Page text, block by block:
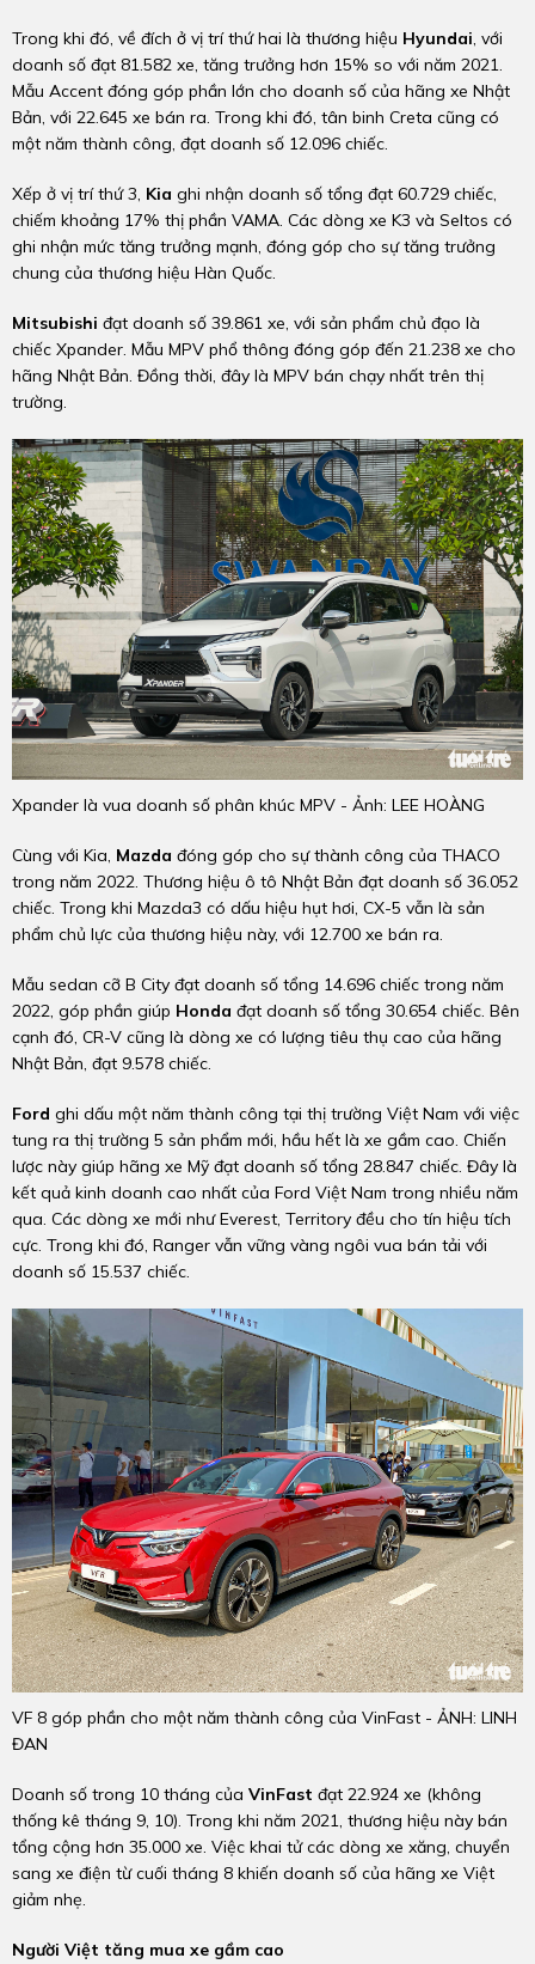
Trong khi đó, về đích ở vị trí thứ hai là thương hiệu Hyundai, với
doanh số đạt 81.582 xe, tăng trưởng hơn 15% so với năm 2021.
Mẫu Accent đóng góp phần lớn cho doanh số của hãng xe Nhật
Bản, với 22.645 xe bán ra. Trong khi đó, tân binh Creta cũng có
một năm thành công, đạt doanh số 12.096 chiếc.
Xếp ở vị trí thứ 3, Kia ghi nhận doanh số tổng đạt 60.729 chiếc,
chiếm khoảng 17% thị phần VAMA. Các dòng xe K3 và Seltos có
ghi nhận mức tăng trưởng mạnh, đóng góp cho sự tăng trưởng
chung của thương hiệu Hàn Quốc.
Mitsubishi đạt doanh số 39.861 xe, với sản phẩm chủ đạo là
chiếc Xpander. Mẫu MPV phổ thông đóng góp đến 21.238 xe cho
hãng Nhật Bản. Đồng thời, đây là MPV bán chạy nhất trên thị
trường.
Xpander là vua doanh số phân khúc MPV - Ảnh: LEE HOÀNG
Cùng với Kia, Mazda đóng góp cho sự thành công của THACO
trong năm 2022. Thương hiệu ô tô Nhật Bản đạt doanh số 36.052
chiếc. Trong khi Mazda3 có dấu hiệu hụt hơi, CX-5 vẫn là sản
phẩm chủ lực của thương hiệu này, với 12.700 xe bán ra.
Mẫu sedan cỡ B City đạt doanh số tổng 14.696 chiếc trong năm
2022, góp phần giúp Honda đạt doanh số tổng 30.654 chiếc. Bên
cạnh đó, CR-V cũng là dòng xe có lượng tiêu thụ cao của hãng
Nhật Bản, đạt 9.578 chiếc.
Ford ghi dấu một năm thành công tại thị trường Việt Nam với việc
tung ra thị trường 5 sản phẩm mới, hầu hết là xe gầm cao. Chiến
lược này giúp hãng xe Mỹ đạt doanh số tổng 28.847 chiếc. Đây là
kết quả kinh doanh cao nhất của Ford Việt Nam trong nhiều năm
qua. Các dòng xe mới như Everest, Territory đều cho tín hiệu tích
cực. Trong khi đó, Ranger vẫn vững vàng ngôi vua bán tải với
doanh số 15.537 chiếc.
VF 8 góp phần cho một năm thành công của VinFast - ẢNH: LINH
ĐAN
Doanh số trong 10 tháng của VinFast đạt 22.924 xe (không
thống kê tháng 9, 10). Trong khi năm 2021, thương hiệu này bán
tổng cộng hơn 35.000 xe. Việc khai tử các dòng xe xăng, chuyển
sang xe điện từ cuối tháng 8 khiến doanh số của hãng xe Việt
giảm nhẹ.
Người Việt tăng mua xe gầm cao